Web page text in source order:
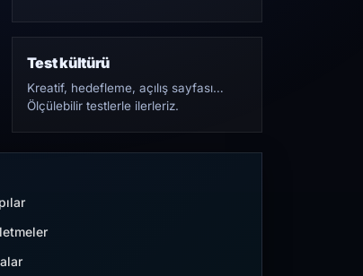
Test kültürü
Kreatif, hedefleme, açılış sayfası…
Ölçülebilir testlerle ilerleriz.